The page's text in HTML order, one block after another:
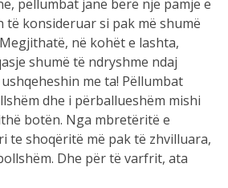
pëllumbat janë bërë një pamje e
të konsideruar si pak më shumë
në kohët e lashta,
shumë të ndryshme ndaj
me ta! Pëllumbat
dhe i përballueshëm mishi
botën. Nga mbretëritë e
te shoqëritë më pak të zhvilluara,
Dhe për të varfrit, ata